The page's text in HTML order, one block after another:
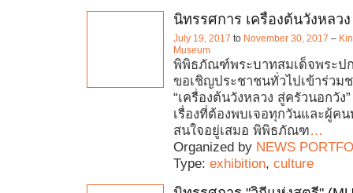
นิทรรศการ เครื่องต้นวังหลว
July 19, 2017 to November 30, 2017 –
Museum
พิพิธภัณฑ์พระบาทสมเด็จพระปก
ขอเชิญประชาชนทั่วไปเข้าร่วม
“เครื่องต้นวังหลวง สู่ครัวนอกวัง
เรื่องที่ต้องพบเจอทุกวันและผู้ค
สนใจอยู่เสมอ พิพิธภัณฑ…
Organized by NEWS
Type: exhibition, culture